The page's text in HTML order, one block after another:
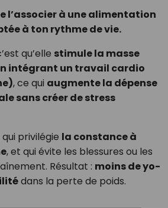
l’associer à une alimentation
à ton rythme de vie.
qu’elle stimule la masse
intégrant un travail cardio
, ce qui augmente la dépense
sans créer de stress
privilégie la constance à
, et qui évite les blessures ou les
Résultat : moins de yo-
dans la perte de poids.